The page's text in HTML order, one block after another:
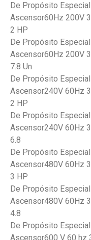
De Propósito
Ascensor60Hz 200V
2 HP
De Propósito
Ascensor60Hz 200V
7.8 Un
De Propósito
Ascensor240V 60Hz
2 HP
De Propósito
Ascensor240V 60Hz
6.8
De Propósito
Ascensor480V 60Hz
3 HP
De Propósito
Ascensor480V 60Hz
4.8
De Propósito
Ascensor600 V 60 hz